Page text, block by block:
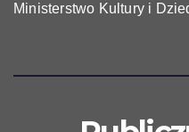
Ministerstwo Kultury i